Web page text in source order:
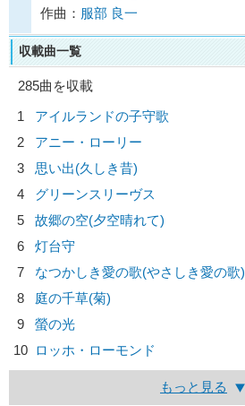
作曲： 服部 良一
収載曲一覧
285曲を収載
1
アイルランドの子守歌
2
アニー・ローリー
3
思い出(久しき昔)
4
グリーンスリーヴス
5
故郷の空(夕空晴れて)
6
灯台守
7
なつかしき愛の歌(やさしき愛の歌)
8
庭の千草(菊)
9
螢の光
10 ロッホ・ローモンド
もっと見る